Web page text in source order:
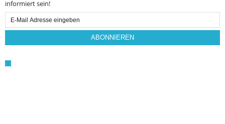
informiert sein!
Email
Subscription
ABONNIEREN